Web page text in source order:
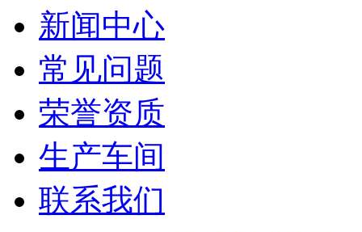
新闻中心
常见问题
荣誉资质
生产车间
联系我们